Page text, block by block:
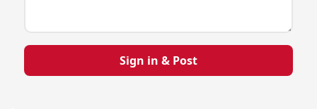
Sign in & Post